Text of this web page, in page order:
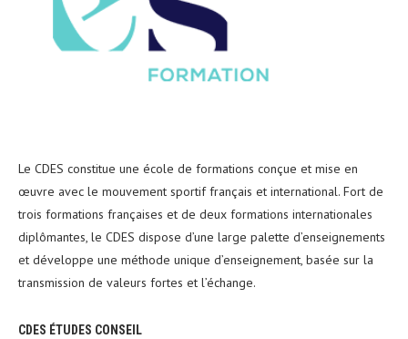
Le CDES constitue une école de formations conçue et mise en
œuvre avec le mouvement sportif français et international. Fort de
trois formations françaises et de deux formations internationales
diplômantes, le CDES dispose d’une large palette d’enseignements
et développe une méthode unique d’enseignement, basée sur la
transmission de valeurs fortes et l’échange.
CDES ÉTUDES CONSEIL